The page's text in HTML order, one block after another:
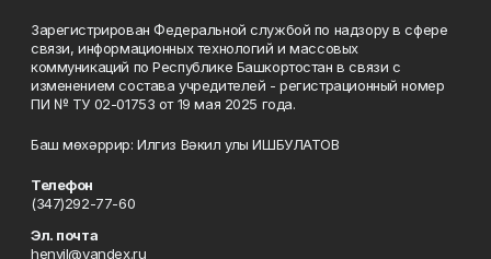
Зарегистрирован Федеральной службой по надзору в сфере
связи, информационных технологий и массовых
коммуникаций по Республике Башкортостан в связи с
изменением состава учредителей - регистрационный номер
ПИ № ТУ 02-01753 от 19 мая 2025 года.
Баш мөхәррир: Илгиз Вәкил улы ИШБУЛАТОВ
Телефон
(347)292-77-60
Эл. почта
henvil@yandex.ru